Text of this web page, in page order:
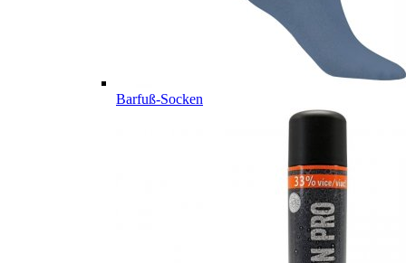
Barfuß-Socken